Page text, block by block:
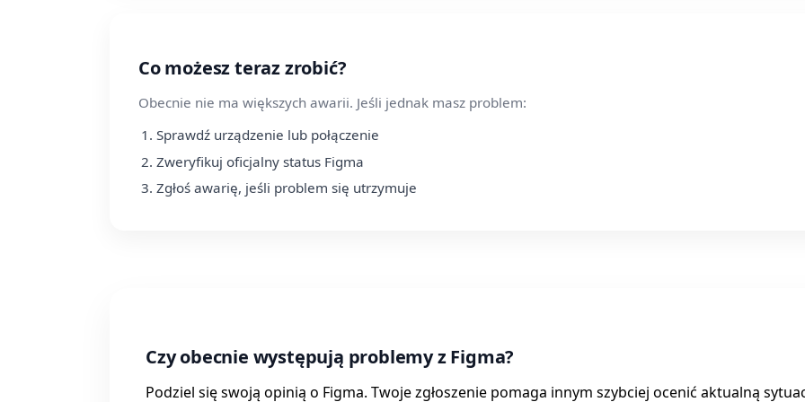
Co możesz teraz zrobić?
Obecnie nie ma większych awarii. Jeśli jednak masz problem:
Sprawdź urządzenie lub połączenie
Zweryfikuj oficjalny status Figma
Zgłoś awarię, jeśli problem się utrzymuje
Czy obecnie występują problemy z Figma?
Podziel się swoją opinią o Figma. Twoje zgłoszenie pomaga innym szybciej ocenić aktualną